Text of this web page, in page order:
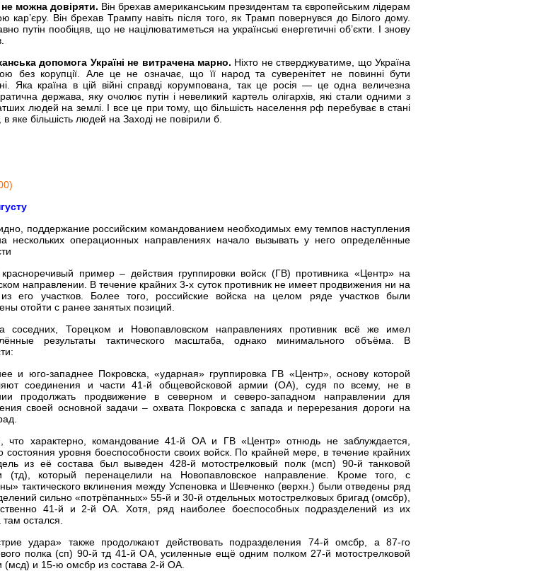
не можна довіряти. Він брехав американським президентам та європейським лідерам
кар’єру. Він брехав Трампу навіть після того, як Трамп повернувся до Білого дому.
путін пообіцяв, що не націлюватиметься на українські енергетичні об’єкти. І знову
допомога Україні не витрачена марно. Ніхто не стверджуватиме, що Україна
без корупції. Але це не означає, що її народ та суверенітет не повинні бути
Яка країна в цій війні справді корумпована, так це росія — це одна величезна
держава, яку очолює путін і невеликий картель олігархів, які стали одними з
людей на землі. І все це при тому, що більшість населення рф перебуває в стані
в яке більшість людей на Заході не повірили б.
поддержание российским командованием необходимых ему темпов наступления
нескольких операционных направлениях начало вызывать у него определённые
пример – действия группировки войск (ГВ) противника «Центр» на
направлении. В течение крайних 3-х суток противник не имеет продвижения ни на
его участков. Более того, российские войска на целом ряде участков были
отойти с ранее занятых позиций.
соседних, Торецком и Новопавловском направлениях противник всё же имел
результаты тактического масштаба, однако минимального объёма. В
и юго-западнее Покровска, «ударная» группировка ГВ «Центр», основу которой
соединения и части 41-й общевойсковой армии (ОА), судя по всему, не в
продолжать продвижение в северном и северо-западном направлении для
своей основной задачи – охвата Покровска с запада и перерезания дороги на
что характерно, командование 41-й ОА и ГВ «Центр» отнюдь не заблуждается,
состояния уровня боеспособности своих войск. По крайней мере, в течение крайних
из её состава был выведен 428-й мотострелковый полк (мсп) 90-й танковой
(тд), который перенацелили на Новопавловское направление. Кроме того, с
тактического вклинения между Успеновка и Шевченко (верхн.) были отведены ряд
сильно «потрёпанных» 55-й и 30-й отдельных мотострелковых бригад (омсбр),
41-й и 2-й ОА. Хотя, ряд наиболее боеспособных подразделений из их
там остался.
удара» также продолжают действовать подразделения 74-й омсбр, а 87-го
полка (сп) 90-й тд 41-й ОА, усиленные ещё одним полком 27-й мотострелковой
(мсд) и 15-ю омсбр из состава 2-й ОА.